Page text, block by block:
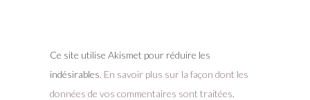
Ce site utilise Akismet pour réduire les
indésirables. En savoir plus sur la façon dont les
données de vos commentaires sont traitées.